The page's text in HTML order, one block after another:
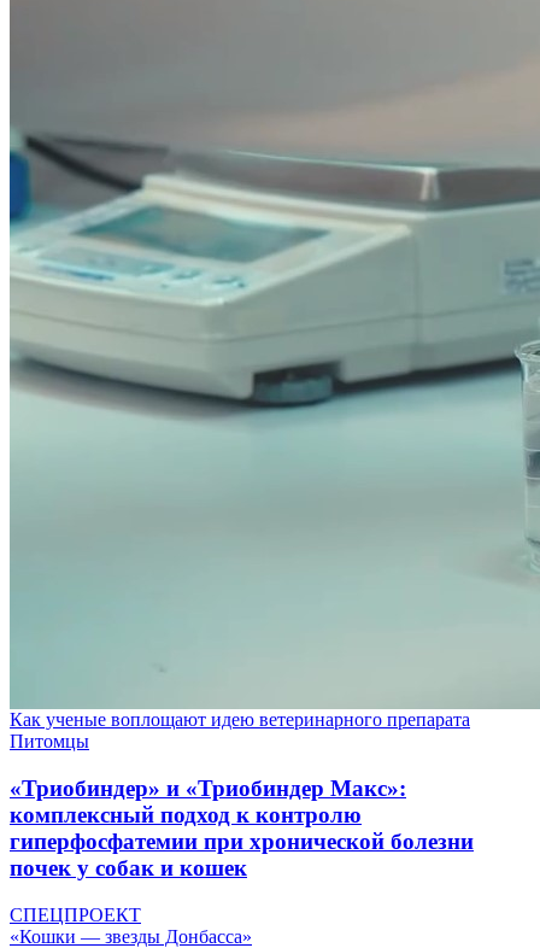
Как ученые воплощают идею ветеринарного препарата
Питомцы
«Триобиндер» и «Триобиндер Макс»:
комплексный подход к контролю
гиперфосфатемии при хронической болезни
почек у собак и кошек
СПЕЦПРОЕКТ
«Кошки — звезды Донбасса»